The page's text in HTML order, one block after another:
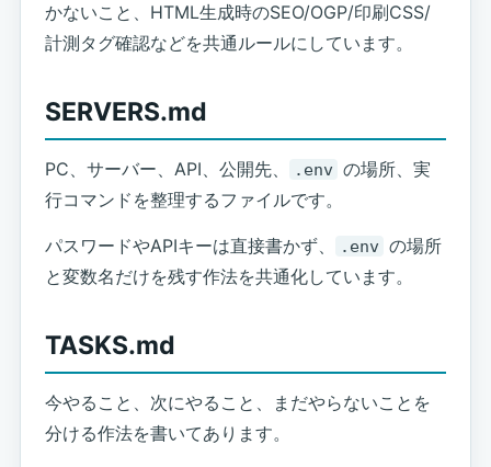
かないこと、HTML生成時のSEO/OGP/印刷CSS/
計測タグ確認などを共通ルールにしています。
SERVERS.md
PC、サーバー、API、公開先、 .env の場所、実
行コマンドを整理するファイルです。
パスワードやAPIキーは直接書かず、 .env の場所
と変数名だけを残す作法を共通化しています。
TASKS.md
今やること、次にやること、まだやらないことを
分ける作法を書いてあります。